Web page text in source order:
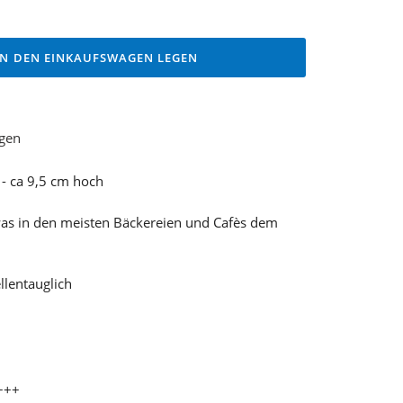
DEN EINKAUFSWAGEN LEGEN
ca 9,5 cm hoch
in den meisten Bäckereien und Cafès dem